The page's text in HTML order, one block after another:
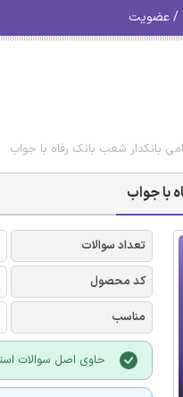
/ عضویت
بانکدار شعب بانک رفاه با جواب
با جواب
تعداد سوالات
کد محصول
مناسب
حاوی اصل سوالات